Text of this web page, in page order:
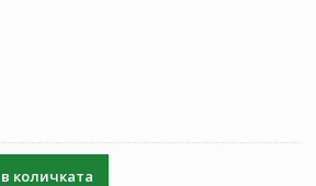
количката